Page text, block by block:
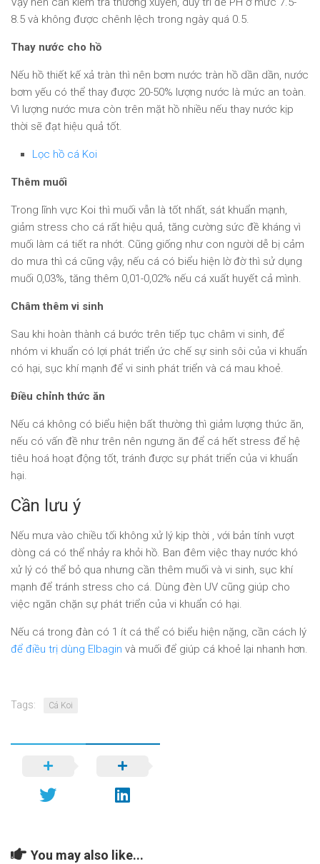
8.5 và không được chênh lệch trong ngày quá 0.5.
Thay nước cho hồ
Nếu hồ thiết kế xả tràn thì nên bơm nước tràn hồ dần dần, nước
bơm yếu có thể thay được 20-50% lượng nước là mức an toàn.
Vì lượng nước mưa còn trên mặt hồ nhiều nếu thay nước kịp
thời sẽ đạt hiệu quả tốt.
Lọc hồ cá Koi
Thêm muối
Trong lĩnh vực Koi thì muối vẫn là tốt nhất, sát khuẩn mạnh,
giảm stress cho cá rất hiệu quả, tăng cường sức đề kháng vì
muối làm cá tiết ra nhớt. Cũng giống như con người dễ bị cảm
do mưa thì cá cũng vậy, nếu cá có biểu hiện lờ đờ thì sử dụng
muối 0,03%, tăng thêm 0,01-0,02% nếu cá xuất huyết cả mình.
Châm thêm vi sinh
Sau khi hoàn thành cá bước trên tiếp tục châm vi sinh, để
nhóm vi khuẩn có lợi phát triển ức chế sự sinh sôi của vi khuẩn
có hại, sục khí mạnh để vi sinh phát triển và cá mau khoẻ.
Điều chỉnh thức ăn
Nếu cá không có biểu hiện bất thường thì giảm lượng thức ăn,
nếu có vấn đề như trên nên ngưng ăn để cá hết stress để hệ
tiêu hoá hoạt động tốt, tránh được sự phát triển của vi khuẩn
hại.
Cần lưu ý
Nếu mưa vào chiều tối không xử lý kịp thời , với bản tính vượt
dòng cá có thể nhảy ra khỏi hồ. Ban đêm việc thay nước khó
xử lý có thể bỏ qua nhưng cần thêm muối và vi sinh, sục khí
mạnh để tránh stress cho cá. Dùng đèn UV cũng giúp cho
việc ngăn chặn sự phát triển của vi khuẩn có hại.
Nếu cá trong đàn có 1 ít cá thể có biểu hiện nặng, cần cách lý
để điều trị dùng Elbagin và muối để giúp cá khoẻ lại nhanh hơn.
Tags: Cá Koi
You may also like...